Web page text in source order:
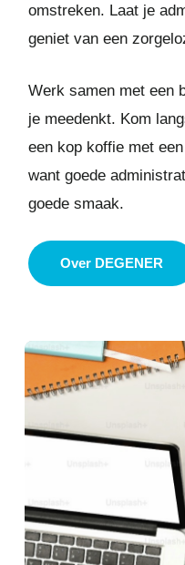
omstreken. Laat je
geniet van een
Werk samen met een
je meedenkt. Kom
een kop koffie met
want goede
goede smaak.
Over DEGENER